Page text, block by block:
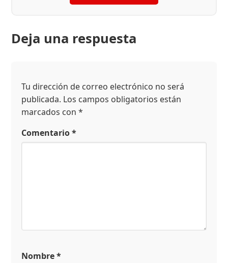
Deja una respuesta
Tu dirección de correo electrónico no será
publicada. Los campos obligatorios están
marcados con*
Comentario*
Nombre*